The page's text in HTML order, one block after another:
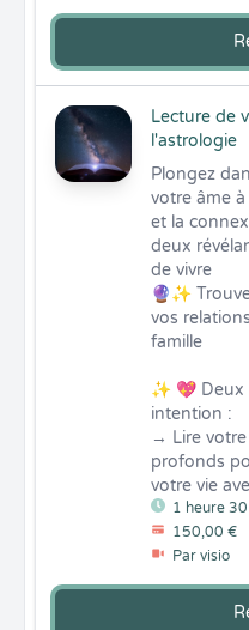
Lecture de
l'astrologie
1 heure
150,00 €
Par visio
Plongez
votre âme
et la
deux
de vivre
🔮✨
vos
famille
✨ 💖 Deux
intention :
→ Lire votre
profonds
votre vie